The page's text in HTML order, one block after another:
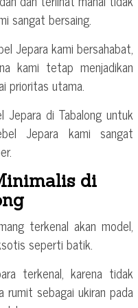
sangat bersaing.
Jepara kami bersahabat,
kami tetap menjadikan
prioritas utama.
Jepara di Tabalong untuk
Jepara kami sangat
di
terkenal akan model,
seperti batik.
terkenal, karena tidak
sebagai ukiran pada